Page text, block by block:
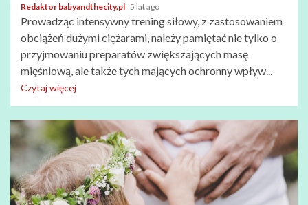
Redaktor babyandthecity.pl 5 lat ago
Prowadząc intensywny trening siłowy, z zastosowaniem
obciążeń dużymi ciężarami, należy pamiętać nie tylko o
przyjmowaniu preparatów zwiększających masę
mięśniową, ale także tych mających ochronny wpływ...
Czytaj więcej